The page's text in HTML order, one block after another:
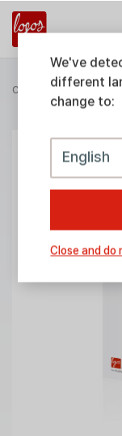
Cell Counting>
We've
different
change to:
English
Close and do